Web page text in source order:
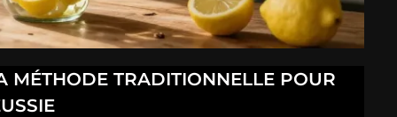
MÉTHODE TRADITIONNELLE POUR